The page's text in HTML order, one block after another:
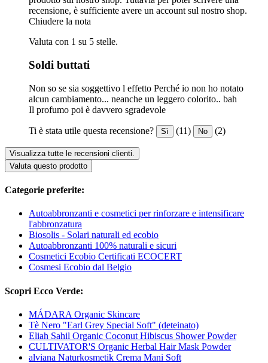
recensione, è sufficiente avere un account sul nostro shop.
Chiudere la nota
Valuta con 1 su 5 stelle.
Soldi buttati
Non so se sia soggettivo l effetto Perché io non ho notato
alcun cambiamento... neanche un leggero colorito.. bah
Il profumo poi è davvero sgradevole
Ti è stata utile questa recensione? Sì (11) No (2)
Visualizza tutte le recensioni clienti.
Valuta questo prodotto
Categorie preferite:
Autoabbronzanti e cosmetici per rinforzare e intensificare
l'abbronzatura
Biosolis - Solari naturali ed ecobio
Autoabbronzanti 100% naturali e sicuri
Cosmetici Ecobio Certificati ECOCERT
Cosmesi Ecobio dal Belgio
Scopri Ecco Verde:
MÁDARA Organic Skincare
Tè Nero "Earl Grey Special Soft" (deteinato)
Eliah Sahil Organic Coconut Hibiscus Shower Powder
CULTIVATOR'S Organic Herbal Hair Mask Powder
alviana Naturkosmetik Crema Mani Soft